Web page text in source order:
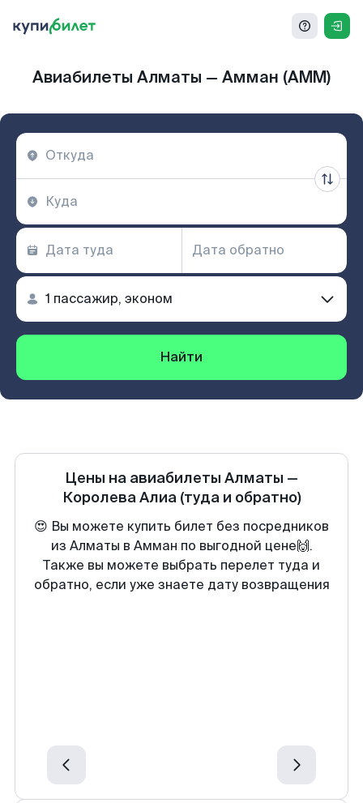
Авиабилеты Алматы — Амман (AMM)
Найти
Цены на авиабилеты Алматы —
Королева Алиа (туда и обратно)
😍 Вы можете купить билет без посредников
из Алматы в Амман по выгодной цене🙌.
Также вы можете выбрать перелет туда и
обратно, если уже знаете дату возвращения